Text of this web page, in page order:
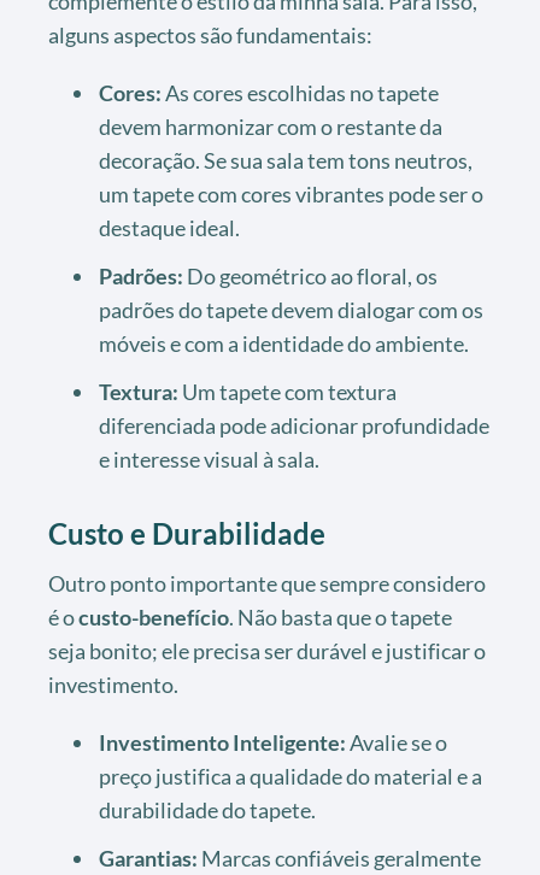
alguns aspectos são fundamentais:
Cores:As cores escolhidas no tapete
devem harmonizar com o restante da
decoração. Se sua sala tem tons neutros,
um tapete com cores vibrantes pode ser o
destaque ideal.
Padrões: Do geométrico ao floral, os
padrões do tapete devem dialogar com os
móveis e com a identidade do ambiente.
Textura: Um tapete com textura
diferenciada pode adicionar profundidade
e interesse visual à sala.
Custo e Durabilidade
Outro ponto importante que sempre considero
é ocusto-benefício. Não basta que o tapete
seja bonito; ele precisa ser durável e justificar o
investimento.
Investimento Inteligente:Avalie se o
preço justifica a qualidade do material e a
durabilidade do tapete.
Garantias: Marcas confiáveis geralmente